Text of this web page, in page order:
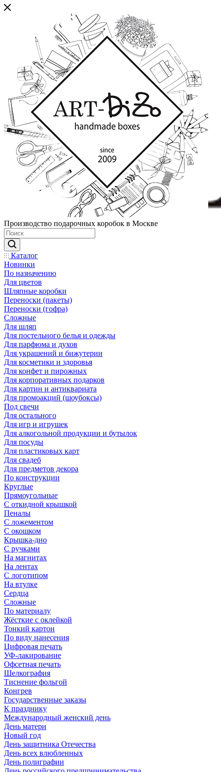
Производство подарочных коробок в Москве
Каталог
Новинки
По назначению
Для цветов
Шляпные коробки
Переноски (пакеты)
Переноски (гофра)
Сложные
Для шляп
Для постельного белья и одежды
Для парфюма и духов
Для украшений и бижутерии
Для косметики и здоровья
Для конфет и пирожных
Для корпоративных подарков
Для картин и антиквариата
Для промоакций (шоубоксы)
Под свечи
Для остального
Для игр и игрушек
Для алкогольной продукции и бутылок
Для посуды
Для пластиковых карт
Для свадеб
Для предметов декора
По конструкции
Круглые
Прямоугольные
С откидной крышкой
Пеналы
С ложементом
С окошком
Крышка-дно
С ручками
На магнитах
На лентах
С логотипом
На втулке
Сердца
Сложные
По материалу
Жёсткие с оклейкой
Тонкий картон
По виду нанесения
Цифровая печать
УФ-лакирование
Офсетная печать
Шелкография
Тиснение фольгой
Конгрев
Государственные заказы
К празднику
Международный женский день
День матери
Новый год
День защитника Отечества
День всех влюбленных
День полиграфии